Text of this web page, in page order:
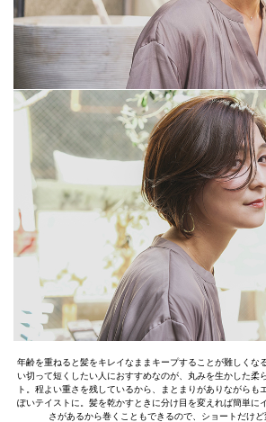
年齢を重ねると髪をキレイなままキープすることが難しくな
い切って短くしたい人におすすめなのが、丸みを生かした柔
ト。程よい重さを残しているから、まとまりがありながらも
ぽいテイストに。髪を乾かすときに分け目を変えれば簡単に
さがあるから巻くこともできるので、ショートだけど